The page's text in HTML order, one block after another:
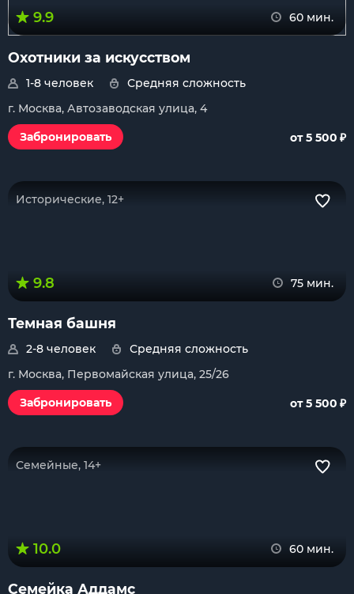
9.9 60 мин.
Охотники за искусством
1-8 человек
Средняя сложность
г. Москва, Автозаводская улица, 4
Забронировать
от 5 500 ₽
Исторические, 12+
9.8 75 мин.
Темная башня
2-8 человек
Средняя сложность
г. Москва, Первомайская улица, 25/26
Забронировать
от 5 500 ₽
Семейные, 14+
10.0 60 мин.
Семейка Аддамс